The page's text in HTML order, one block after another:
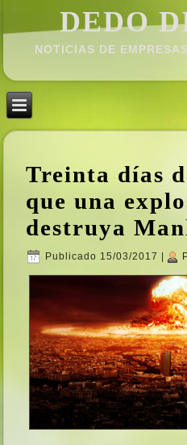
DEDO
NOTICIAS DE
Treinta dí­as
que una
destruya
Publicado 15/03/2017